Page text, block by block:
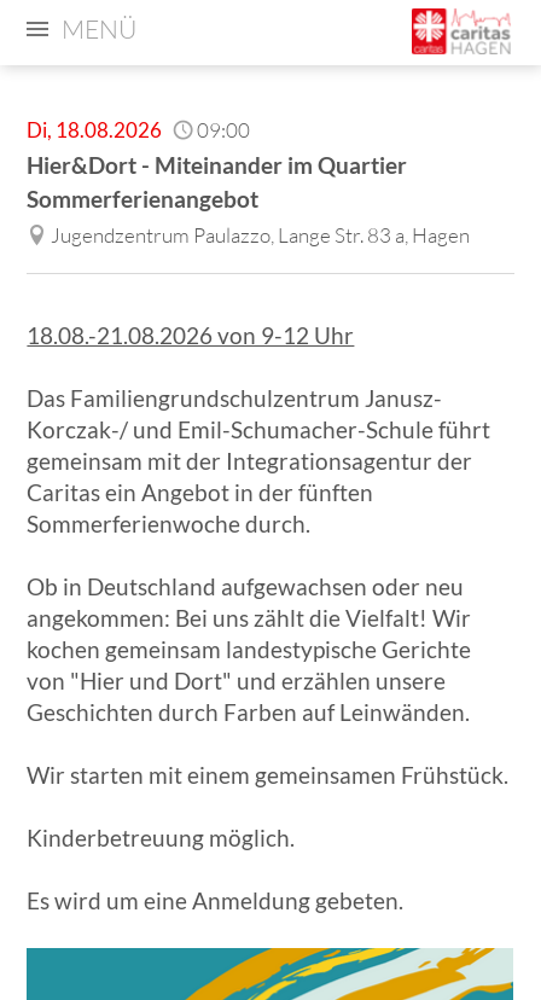
MENÜ
Di, 18.08.2026 09:00
Hier&Dort - Miteinander im Quartier
Sommerferienangebot
Jugendzentrum Paulazzo, Lange Str. 83 a, Hagen
18.08.-21.08.2026 von 9-12 Uhr
Das Familiengrundschulzentrum Janusz-
Korczak-/ und Emil-Schumacher-Schule führt
gemeinsam mit der Integrationsagentur der
Caritas ein Angebot in der fünften
Sommerferienwoche durch.
Ob in Deutschland aufgewachsen oder neu
angekommen: Bei uns zählt die Vielfalt! Wir
kochen gemeinsam landestypische Gerichte
von "Hier und Dort" und erzählen unsere
Geschichten durch Farben auf Leinwänden.
Wir starten mit einem gemeinsamen Frühstück.
Kinderbetreuung möglich.
Es wird um eine Anmeldung gebeten.